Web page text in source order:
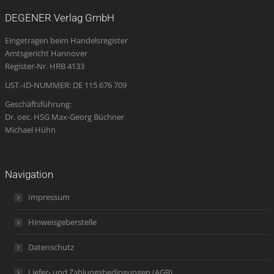
new
window
new
window
new
window
opens
in
new
new
DEGENER Verlag GmbH
Eingetragen beim Handelsregister
Amtsgericht Hannover
Register-Nr. HRB 4133
UST.-ID-NUMMER: DE 115 676 709
Geschäftsführung:
Dr. oec. HSG Max-Georg Büchner
Michael Hühn
Navigation
Impressum
Hinweisgeberstelle
Datenschutz